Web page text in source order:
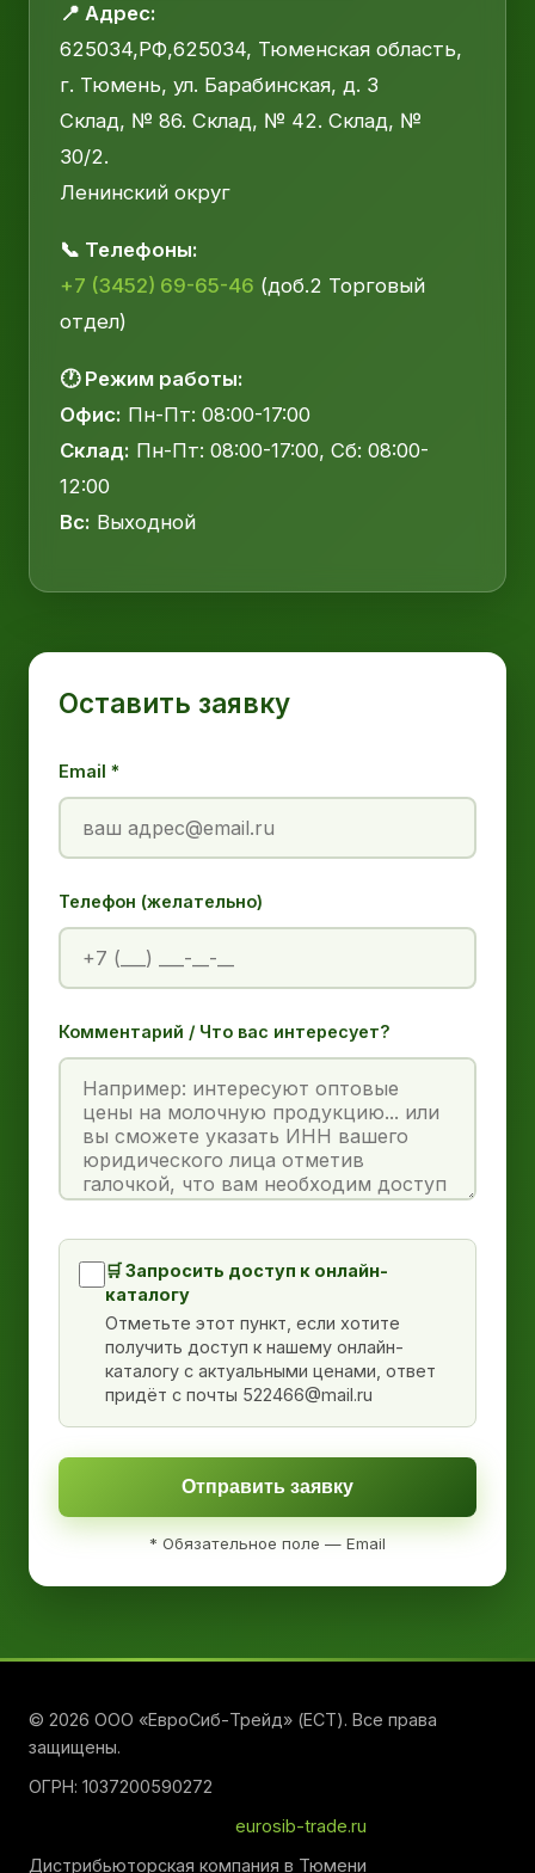
📍 Адрес:
625034,РФ,625034, Тюменская область,
г. Тюмень, ул. Барабинская, д. 3
Склад, № 86. Склад, № 42. Склад, №
30/2.
Ленинский округ
📞 Телефоны:
+7 (3452) 69-65-46 (доб.2 Торговый
отдел)
🕐 Режим работы:
Офис: Пн-Пт: 08:00-17:00
Склад: Пн-Пт: 08:00-17:00, Сб: 08:00-
12:00
Вс: Выходной
Оставить заявку
Email *
Телефон (желательно)
Комментарий / Что вас интересует?
🛒 Запросить доступ к онлайн-
каталогу
Отметьте этот пункт, если хотите
получить доступ к нашему онлайн-
каталогу с актуальными ценами, ответ
придёт с почты 522466@mail.ru
Отправить заявку
* Обязательное поле — Email
© 2026 ООО «ЕвроСиб-Трейд» (ЕСТ). Все права
защищены.
ОГРН: 1037200590272
eurosib-trade.ru
Дистрибьюторская компания в Тюмени